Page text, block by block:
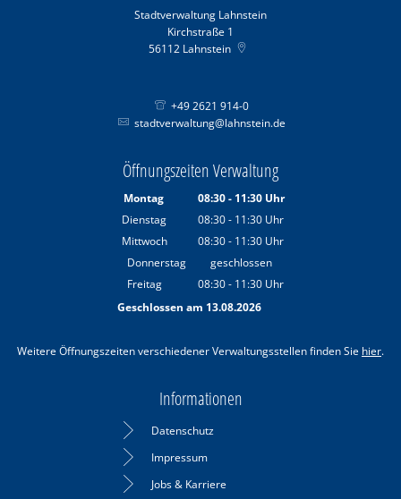
Stadtverwaltung Lahnstein
Kirchstraße 1
56112 Lahnstein
+49 2621 914-0
stadtverwaltung@lahnstein.de
Öffnungszeiten Verwaltung
Montag 08:30- 11:30Uhr
Von 08:30 bis 11:30 Uhr
Dienstag 08:30- 11:30 Uhr
Von 08:30 bis 11:30 Uhr
Mittwoch 08:30- 11:30 Uhr
Von 08:30 bis 11:30 Uhr
Donnerstag
geschlossen
Freitag
08:30- 11:30 Uhr
Von 08:30 bis 11:30 Uhr
Geschlossen am 13.08.2026
Weitere Öffnungszeiten verschiedener Verwaltungsstellen finden Sie hier.
Informationen
Datenschutz
Impressum
Jobs & Karriere